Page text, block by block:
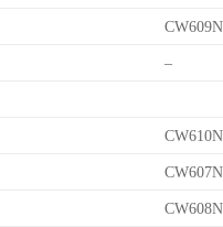
CW609N
–
CW610N
CW607N
CW608N